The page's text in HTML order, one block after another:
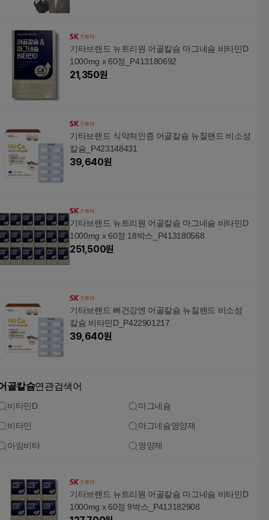
기타브랜드 뉴트리원 어골칼슘 마그네슘 비타민D
1000mg x 60정_P413180692
21,350원
기타브랜드 식약처인증 어골칼슘 뉴질랜드 비소성
칼슘_P423148431
39,640원
기타브랜드 뉴트리원 어골칼슘 마그네슘 비타민D
1000mg x 60정 18박스_P413180568
251,500원
기타브랜드 뻐건강엔 어골칼슘 뉴질랜드 비소성
칼슘 비타민D_P422901217
39,640원
골칼슘연관검색어
비타민D 마그네슘
비타민 마그네슘영양제
아임비타 영양제
기타브랜드 뉴트리원 어골칼슘 마그네슘 비타민D
1000mg x 60정 9박스_P413182908